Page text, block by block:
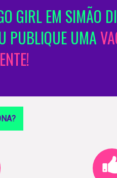
GIRL EM SIMÃO
PUBLIQUE UMA